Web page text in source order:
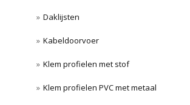
Daklijsten
Kabeldoorvoer
Klem profielen met stof
Klem profielen PVC met metaal